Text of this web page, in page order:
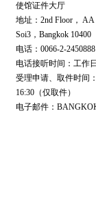
使馆证件大厅
地址：2nd Floor， AA
Soi3，Bangkok 10400
电话：0066-2-
电话接听时间：工作
受理申请、取件时间
16:30（仅取件）
电子邮件：